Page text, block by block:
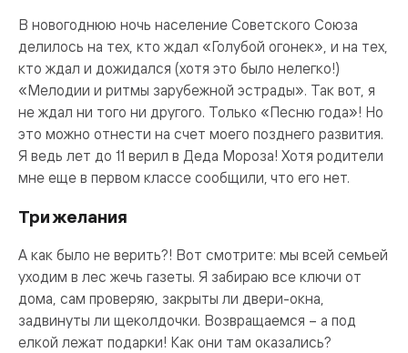
В новогоднюю ночь население Советского Союза
делилось на тех, кто ждал «Голубой огонек», и на тех,
кто ждал и дожидался (хотя это было нелегко!)
«Мелодии и ритмы зарубежной эстрады». Так вот, я
не ждал ни того ни другого. Только «Песню года»! Но
это можно отнести на счет моего позднего развития.
Я ведь лет до 11 верил в Деда Мороза! Хотя родители
мне еще в первом классе сообщили, что его нет.
Три желания
А как было не верить?! Вот смотрите: мы всей семьей
уходим в лес жечь газеты. Я забираю все ключи от
дома, сам проверяю, закрыты ли двери-окна,
задвинуты ли щеколдочки. Возвращаемся – а под
елкой лежат подарки! Как они там оказались?